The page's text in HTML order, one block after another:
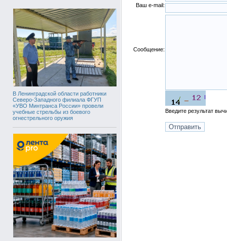
В Ленинградской области работники
Северо-Западного филиала ФГУП
«УВО Минтранса России» провели
учебные стрельбы из боевого
огнестрельного оружия
Ваш e-mail:
Сообщение:
Введите результат